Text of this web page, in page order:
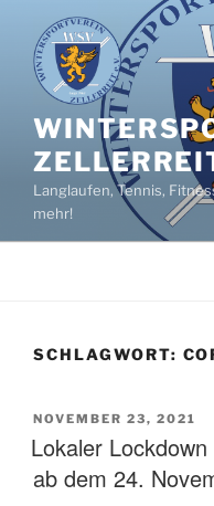
Inhalt
springen
Langlaufen, Tennis,
mehr!
SCHLAGWORT:
VERÖFFENTLICHT
AM
NOVEMBER 23, 2021
Lokaler
ab dem 24.